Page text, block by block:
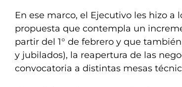
En ese marco, el Ejecutivo les hizo a
propuesta que contempla un
partir del 1° de febrero y que
y jubilados), la reapertura de las
convocatoria a distintas mesas